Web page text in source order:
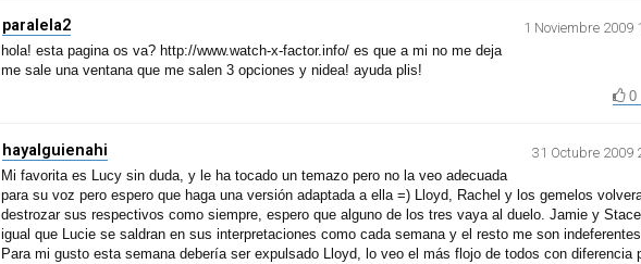
paralela2
1 Noviembre 2009
hola! esta pagina os va? http://www.watch-x-factor.info/ es que a mi no me deja
me sale una ventana que me salen 3 opciones y nidea! ayuda plis!
0
hayalguienahi
31 Octubre 2009
Mi favorita es Lucy sin duda, y le ha tocado un temazo pero no la veo adecuada
para su voz pero espero que haga una versión adaptada a ella =) Lloyd, Rachel y los gemelos
destrozar sus respectivos como siempre, espero que alguno de los tres vaya al duelo. Jamie y
igual que Lucie se saldran en sus interpretaciones como cada semana y el resto me son
Para mi gusto esta semana debería ser expulsado Lloyd, lo veo el más flojo de todos con diferencia